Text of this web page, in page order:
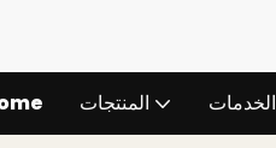
المنتجات الخدمات